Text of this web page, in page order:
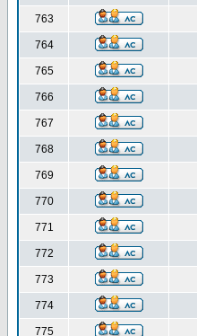
763
764
765
766
767
768
769
770
771
772
773
774
775